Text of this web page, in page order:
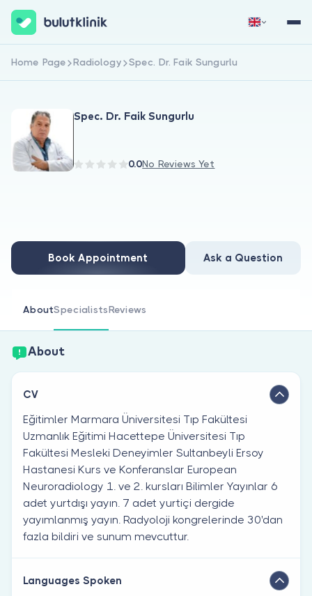
For Doctors
Are you a doctor?
Sign Up Now Sign In
Home Page Radiology Spec. Dr. Faik Sungurlu
Spec. Dr. Faik Sungurlu
0.0No Reviews Yet
Book Appointment Ask a Question
AboutSpecialistsReviews
About
CV
Eğitimler Marmara Üniversitesi Tıp Fakültesi
Uzmanlık Eğitimi Hacettepe Üniversitesi Tıp
Fakültesi Mesleki Deneyimler Sultanbeyli Ersoy
Hastanesi Kurs ve Konferanslar European
Neuroradiology 1. ve 2. kursları Bilimler Yayınlar 6
adet yurtdışı yayın. 7 adet yurtiçi dergide
yayımlanmış yayın. Radyoloji kongrelerinde 30'dan
fazla bildiri ve sunum mevcuttur.
Languages Spoken